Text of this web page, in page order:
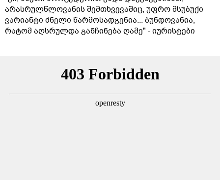
არასრულწლოვანის შემთხვევაშიც, უფრო მსუბუქი
ვარიანტი ძნელი წარმოსადგენია... ბუნდოვანია,
რატომ აღსრულდა განჩინება ღამე" - იურისტები